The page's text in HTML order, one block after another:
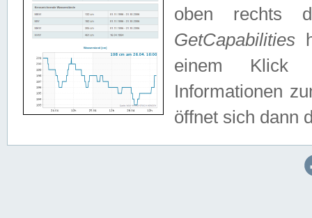
oben rechts
GetCapabilities
einem Klick
Informationen
öffnet sich dann